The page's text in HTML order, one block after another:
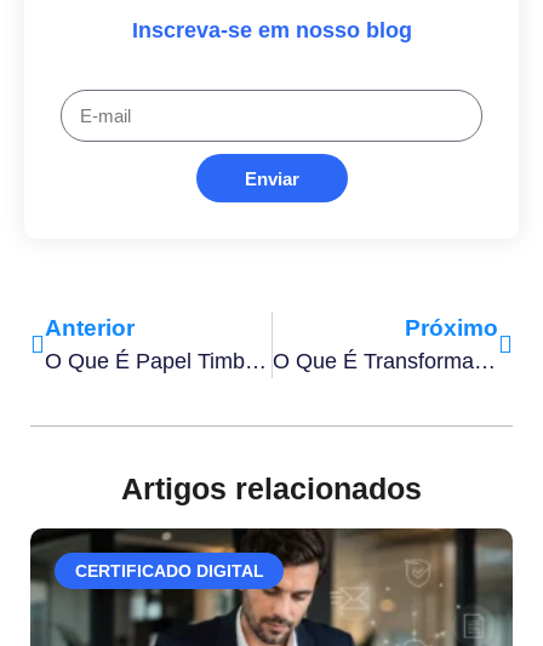
Inscreva-se em nosso blog
Enviar
Anterior
O Que É Papel Timbrado Da Empresa E Como Fazer
Próximo
O Que É Transformação Digital Na Indústria​ E Quais São Os Seus 8 Pilares?
Artigos relacionados
CERTIFICADO DIGITAL